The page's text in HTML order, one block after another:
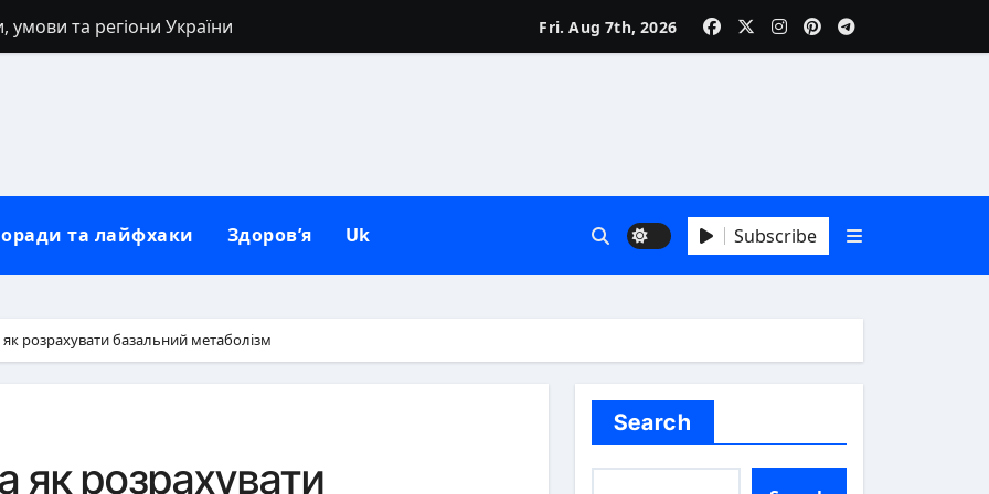
та регіони України
повний гайд від нуля до сильних рук
на природу зла в людині
повний практичний гайд
психіки і тіла
обличчя, регіональні відмінності та етнічна мозаїка
Fri. Aug 7th, 2026
та лайфхаки Здоров’я Uk Subscribe
розрахувати базальний метаболізм
як розрахувати
Search